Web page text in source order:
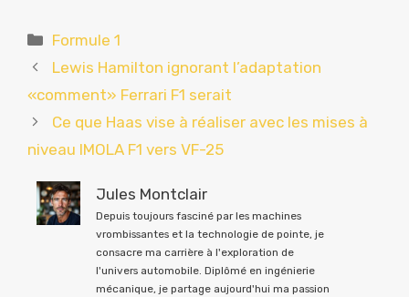
Catégories
Formule 1
Lewis Hamilton ignorant l’adaptation
«comment» Ferrari F1 serait
Ce que Haas vise à réaliser avec les mises à
niveau IMOLA F1 vers VF-25
Jules Montclair
Depuis toujours fasciné par les machines
vrombissantes et la technologie de pointe, je
consacre ma carrière à l'exploration de
l'univers automobile. Diplômé en ingénierie
mécanique, je partage aujourd'hui ma passion